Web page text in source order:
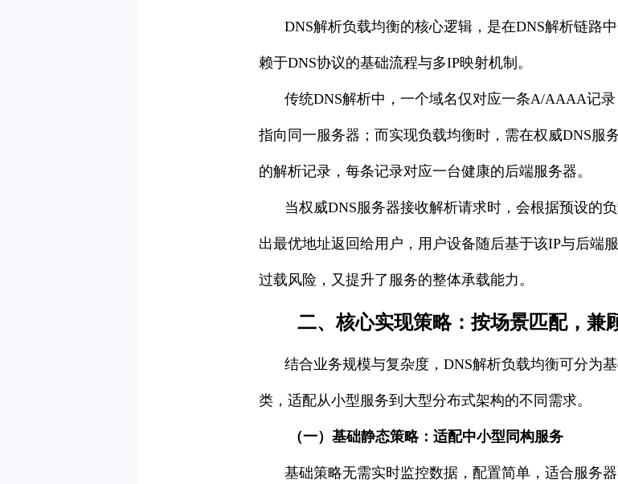
DNS解析负载均衡的核心逻辑，是在DNS解析链路
赖于DNS协议的基础流程与多IP映射机制。
传统DNS解析中，一个域名仅对应一条A/AAAA记
指向同一服务器；而实现负载均衡时，需在权威DNS服
的解析记录，每条记录对应一台健康的后端服务器。
当权威DNS服务器接收解析请求时，会根据预设的
出最优地址返回给用户，用户设备随后基于该IP与后端
过载风险，又提升了服务的整体承载能力。
二、核心实现策略：按场景匹配，兼
结合业务规模与复杂度，DNS解析负载均衡可分为
类，适配从小型服务到大型分布式架构的不同需求。
（一）基础静态策略：适配中小型同构服务
基础策略无需实时监控数据，配置简单，适合服务